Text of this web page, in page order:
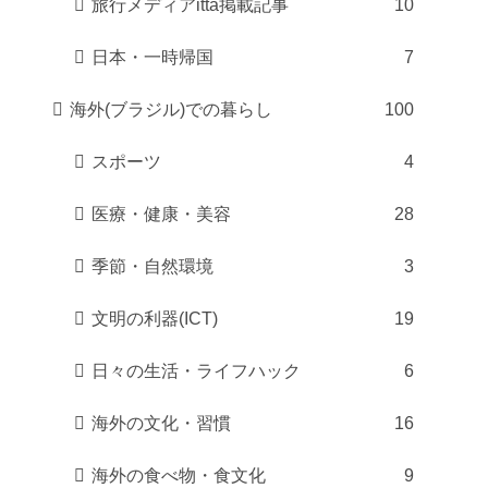
旅行メディアitta掲載記事 10
日本・一時帰国 7
海外(ブラジル)での暮らし 100
スポーツ 4
医療・健康・美容 28
季節・自然環境 3
文明の利器(ICT) 19
日々の生活・ライフハック 6
海外の文化・習慣 16
海外の食べ物・食文化 9